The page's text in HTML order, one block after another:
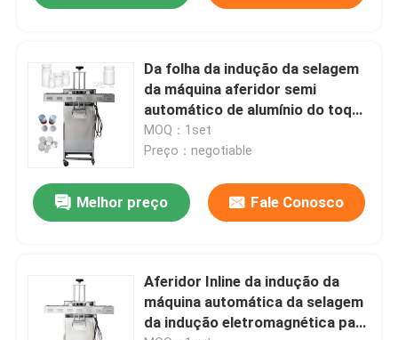
Da folha da indução da selagem
da máquina aferidor semi
automático de alumínio do toque
não
MOQ：1set
Preço：negotiable
Melhor preço Fale Conosco
Aferidor Inline da indução da
máquina automática da selagem
da indução eletromagnética para